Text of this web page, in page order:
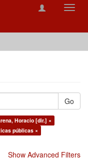
Go
Horacio [dir.] ×
públicas ×
Show Advanced Filters